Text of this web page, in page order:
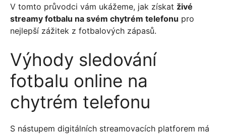
V tomto průvodci vám ukážeme, jak získat živé
streamy fotbalu na svém chytrém telefonu pro
nejlepší zážitek z fotbalových zápasů.
Výhody sledování
fotbalu online na
chytrém telefonu
S nástupem digitálních streamovacích platforem má